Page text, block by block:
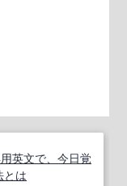
英文で、今日覚
とは